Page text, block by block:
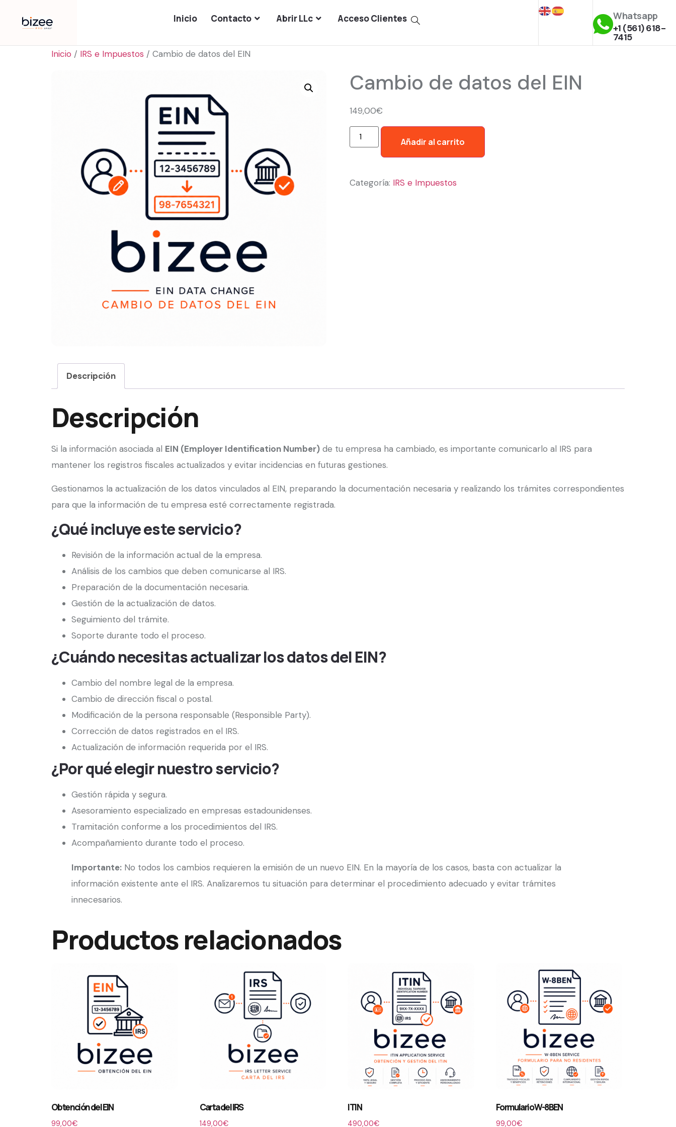
Inicio Contacto Abrir LLc Acceso Clientes
Whatsapp
+1 (561) 618-
7415
Inicio / IRS e Impuestos / Cambio de datos del EIN
Cambio de datos del EIN
149,00€
Añadir al carrito
Categoría: IRS e Impuestos
Descripción
Descripción
Si la información asociada al EIN (Employer Identification Number) de tu empresa ha cambiado, es importante comunicarlo al IRS para
mantener los registros fiscales actualizados y evitar incidencias en futuras gestiones.
Gestionamos la actualización de los datos vinculados al EIN, preparando la documentación necesaria y realizando los trámites correspondientes
para que la información de tu empresa esté correctamente registrada.
¿Qué incluye este servicio?
Revisión de la información actual de la empresa.
Análisis de los cambios que deben comunicarse al IRS.
Preparación de la documentación necesaria.
Gestión de la actualización de datos.
Seguimiento del trámite.
Soporte durante todo el proceso.
¿Cuándo necesitas actualizar los datos del EIN?
Cambio del nombre legal de la empresa.
Cambio de dirección fiscal o postal.
Modificación de la persona responsable (Responsible Party).
Corrección de datos registrados en el IRS.
Actualización de información requerida por el IRS.
¿Por qué elegir nuestro servicio?
Gestión rápida y segura.
Asesoramiento especializado en empresas estadounidenses.
Tramitación conforme a los procedimientos del IRS.
Acompañamiento durante todo el proceso.
Importante: No todos los cambios requieren la emisión de un nuevo EIN. En la mayoría de los casos, basta con actualizar la
información existente ante el IRS. Analizaremos tu situación para determinar el procedimiento adecuado y evitar trámites
innecesarios.
Productos relacionados
Obtención del EIN
99,00€
Carta del IRS
149,00€
ITIN
490,00€
Formulario W-8BEN
99,00€